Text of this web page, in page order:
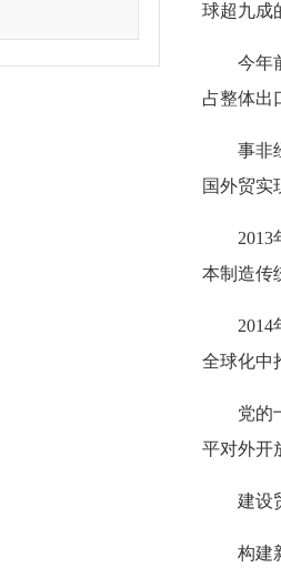
球超九成
今年
占整体出
事非
国外贸实
本制造传
全球化中
党的
平对外开
建设
构建